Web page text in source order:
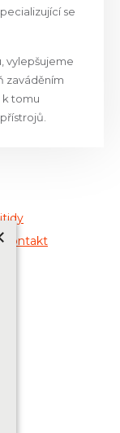
se
vylepšujeme
zaváděním
k tomu
Kontakt